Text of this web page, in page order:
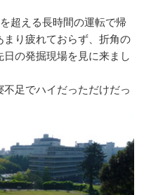
超える長時間の運転で帰
り疲れておらず、折角の
の発掘現場を見に来まし
不足でハイだっただけだっ